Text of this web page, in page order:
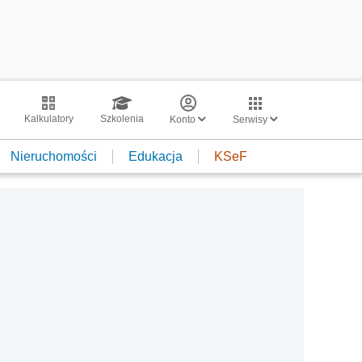
Kalkulatory Szkolenia Konto Serwisy
Nieruchomości Edukacja KSeF